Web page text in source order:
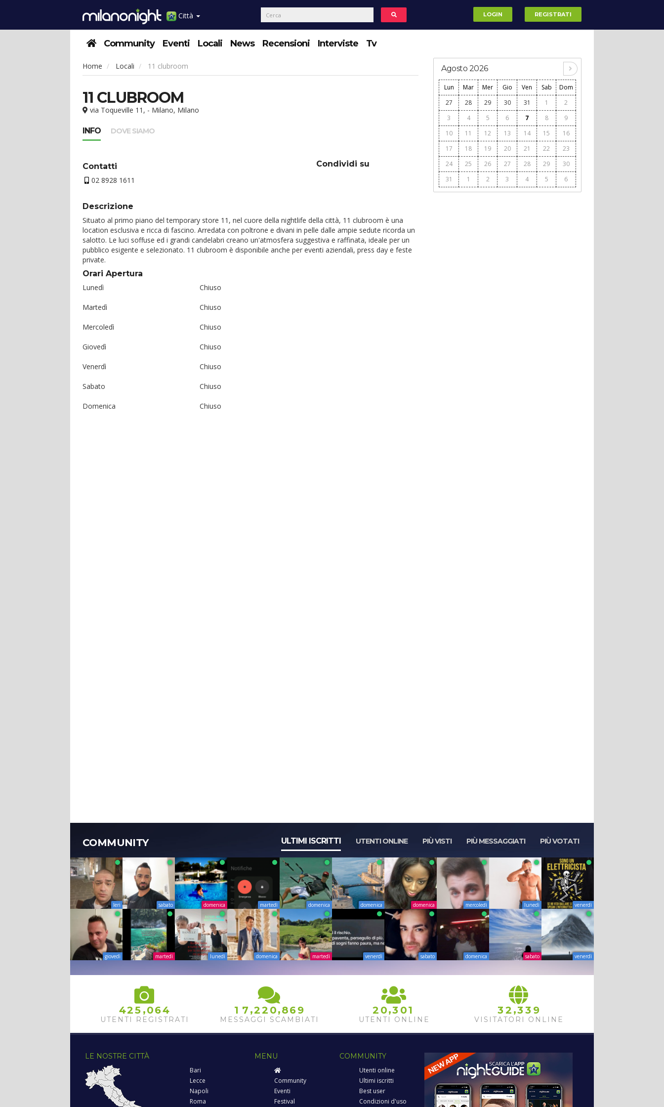
Città LOGIN REGISTRATI
Community Eventi Locali News Recensioni Interviste Tv
Home Locali 11 clubroom
11 CLUBROOM
via Toqueville 11, - Milano, Milano
INFO DOVE SIAMO
Contatti
02 8928 1611
Condividi su
Descrizione
Situato al primo piano del temporary store 11, nel cuore della nightlife della città, 11 clubroom è una
location esclusiva e ricca di fascino. Arredata con poltrone e divani in pelle dalle ampie sedute ricorda un
salotto. Le luci soffuse ed i grandi candelabri creano un'atmosfera suggestiva e raffinata, ideale per un
pubblico esigente e selezionato. 11 clubroom è disponibile anche per eventi aziendali, press day e feste
private.
Orari Apertura
Lunedì
Chiuso
Martedì Chiuso
Mercoledì Chiuso
Giovedì Chiuso
Venerdì Chiuso
Sabato Chiuso
Domenica Chiuso
Agosto 2026
Lun Mar Mer Gio Ven Sab
Dom
27
28 29 30 31 1
2
3
4 5 6 7 8
9
10
11 12 13 14 15
16
17
18 19 20 21 22
23
24
25 26 27 28 29
30
31
1 2 3 4 5 6
COMMUNITY ULTIMI ISCRITTI UTENTI ONLINE PIÙ VISTI PIÙ MESSAGGIATI PIÙ VOTATI
Ieri sabato domenica martedì domenica domenica domenica mercoledì lunedì venerdì
giovedì martedì lunedì domenica martedì venerdì sabato domenica sabato venerdì
425 ,064
UTENTI REGISTRATI
1 7 ,22 0,869
MESSAGGI SCAMBIATI
2 0,3 01
UTENTI ONLINE
32 ,33 9
VISITATORI ONLINE
LE NOSTRE CITTÀ
Bari
Lecce
Napoli
Roma
MENU
Community
Eventi
Festival
COMMUNITY
Utenti online
Ultimi iscritti
Best user
Condizioni d'uso